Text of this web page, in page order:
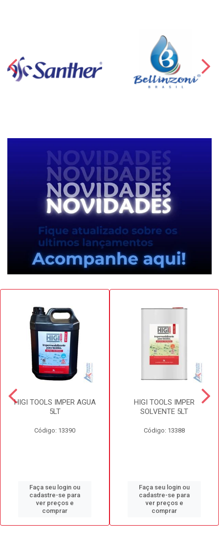
HIGI TOOLS IMPER AGUA
5LT
Código: 13390
Faça seu login ou
cadastre-se para
ver preços e
comprar
HIGI TOOLS IMPER
SOLVENTE 5LT
Código: 13388
Faça seu login ou
cadastre-se para
ver preços e
comprar